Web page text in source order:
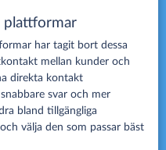
plattformar
har tagit bort dessa
mellan kunder och
direkta kontakt
svar och mer
bland tillgängliga
välja den som passar bäst